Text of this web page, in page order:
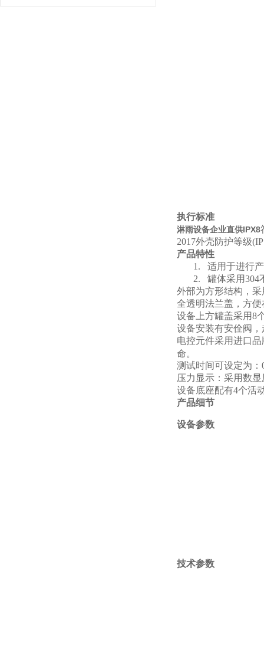
执行标准
淋雨设备企业直供IPX8
2017外壳防护等级
产品特性
1. 适用于进行
2. 罐体采用304
外部为方形结构，
全透明法兰盖 ，方
设备上方罐盖采用8
设备安装有安佺阀
电控元件采用进口
命。
测试时间可设定为
压力显示：采用数
设备底座配有4个活
产品细节
设备参数
技术参数